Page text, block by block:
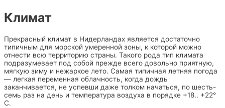
Климат
Прекрасный климат в Нидерландах является достаточно
типичным для морской умеренной зоны, к которой можно
отнести всю территорию страны. Такого рода тип климата
подразумевает под собой прежде всего довольно приятную,
мягкую зиму и нежаркое лето. Самая типичная летняя погода
— легкая переменная облачность, когда дождь
заканчивается, не успевши даже толком начаться, по шесть-
семь раз на день и температура воздуха в порядке +18.. +22°
С.